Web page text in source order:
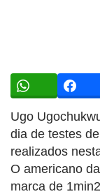
Ugo
dia de testes
realizados
O americano
marca de